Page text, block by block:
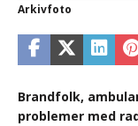
Arkivfoto
Brandfolk,
problemer med